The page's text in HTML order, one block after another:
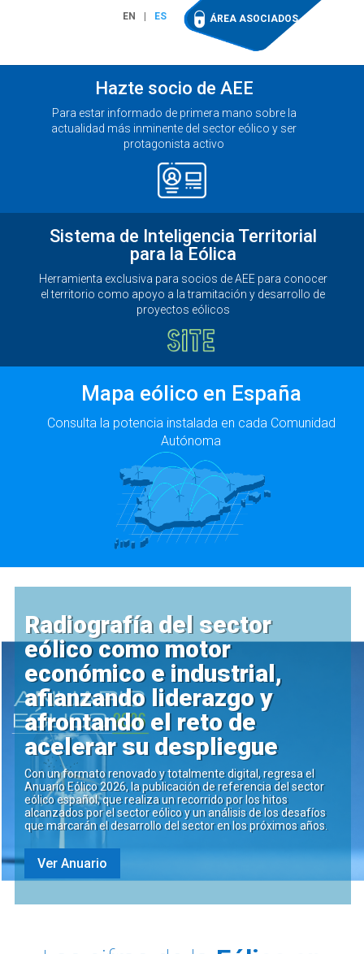
EN ES ÁREA ASOCIADOS
Hazte socio de AEE
Para estar informado de primera mano sobre la
actualidad más inminente del sector eólico y ser
protagonista activo
Sistema de Inteligencia Territorial
para la Eólica
Herramienta exclusiva para socios de AEE para conocer
el territorio como apoyo a la tramitación y desarrollo de
proyectos eólicos
Mapa eólico en España
Consulta la potencia instalada en cada Comunidad
Autónoma
Radiografía del sector
eólico como motor
económico e industrial,
afianzando liderazgo y
afrontando el reto de
acelerar su despliegue
Con un formato renovado y totalmente digital, regresa el
Anuario Eólico 2026, la publicación de referencia del sector
eólico español, que realiza un recorrido por los hitos
alcanzados por el sector eólico y un análisis de los desafíos
que marcarán el desarrollo del sector en los próximos años.
Ver Anuario